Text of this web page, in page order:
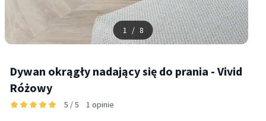
1 / 8
Dywan okrągły nadający się do prania - Vivid
Różowy
5 / 5 1 opinie